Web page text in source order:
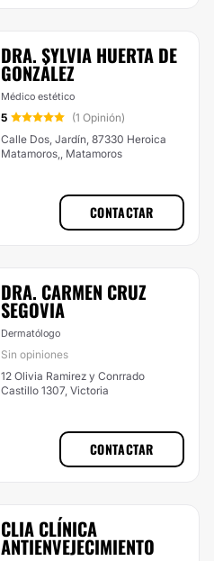
DRA. SYLVIA HUERTA DE
GONZÁLEZ
Médico estético
5
(1 Opinión)
Calle Dos, Jardín, 87330 Heroica
Matamoros,, Matamoros
CONTACTAR
DRA. CARMEN CRUZ
SEGOVIA
Dermatólogo
Sin opiniones
12 Olivia Ramirez y Conrrado
Castillo 1307, Victoria
CONTACTAR
CLIA CLÍNICA
ANTIENVEJECIMIENTO